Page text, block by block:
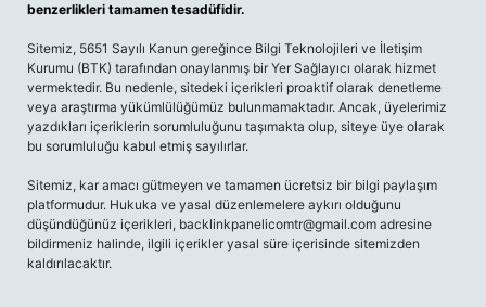
benzerlikleri tamamen tesadüfidir.
Sitemiz, 5651 Sayılı Kanun gereğince Bilgi Teknolojileri ve İletişim
Kurumu (BTK) tarafından onaylanmış bir Yer Sağlayıcı olarak hizmet
vermektedir. Bu nedenle, sitedeki içerikleri proaktif olarak denetleme
veya araştırma yükümlülüğümüz bulunmamaktadır. Ancak, üyelerimiz
yazdıkları içeriklerin sorumluluğunu taşımakta olup, siteye üye olarak
bu sorumluluğu kabul etmiş sayılırlar.
Sitemiz, kar amacı gütmeyen ve tamamen ücretsiz bir bilgi paylaşım
platformudur. Hukuka ve yasal düzenlemelere aykırı olduğunu
düşündüğünüz içerikleri, backlinkpanelicomtr@gmail.com adresine
bildirmeniz halinde, ilgili içerikler yasal süre içerisinde sitemizden
kaldırılacaktır.